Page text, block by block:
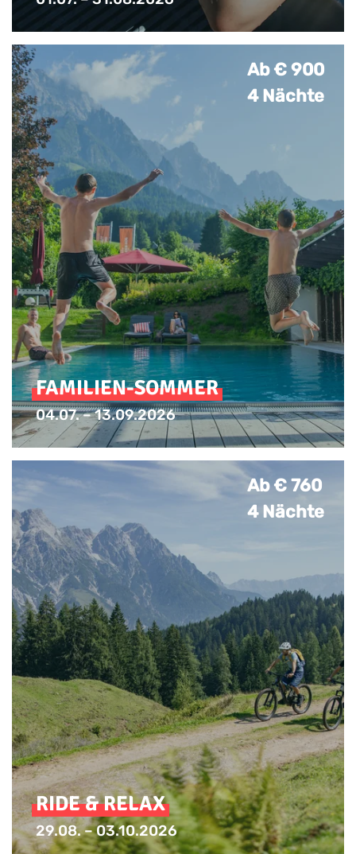
Frühstück am Anreisetag
Ab € 900
4 Nächte
FAMILIEN-SOMMER
04.07. – 13.09.2026
Kinder bis 14 Jahre gratis*
Ab € 760
4 Nächte
RIDE & RELAX
29.08. – 03.10.2026
Inkl. Leih E-Bike/MTB für 1 Tag